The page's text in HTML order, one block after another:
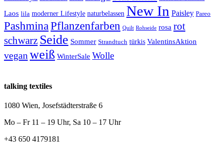
Laos lila moderner Lifestyle naturbelassen New In Paisley Pareo
PashminaPflanzenfarben Quilt Rohseide rosa rot
schwarz Seide Sommer Strandtuch türkis ValentinsAktion
veganweiß WinterSale Wolle
talking textiles
1080 Wien, Josefstädterstraße 6
Mo – Fr 11 – 19 Uhr, Sa 10 – 17 Uhr
+43 650 4179181